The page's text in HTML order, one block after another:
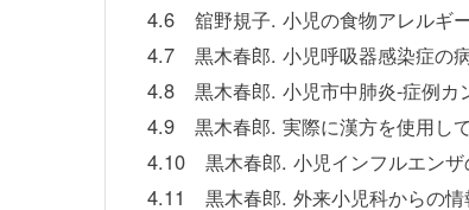
4.6
舘野規子. 小児の食物アレル
4.7
黒木春郎. 小児呼吸器感染症
4.8
黒木春郎. 小児市中肺炎-症例
4.9
黒木春郎. 実際に漢方を使用し
4.10
黒木春郎. 小児インフルエン
4.11
黒木春郎. 外来小児科からの